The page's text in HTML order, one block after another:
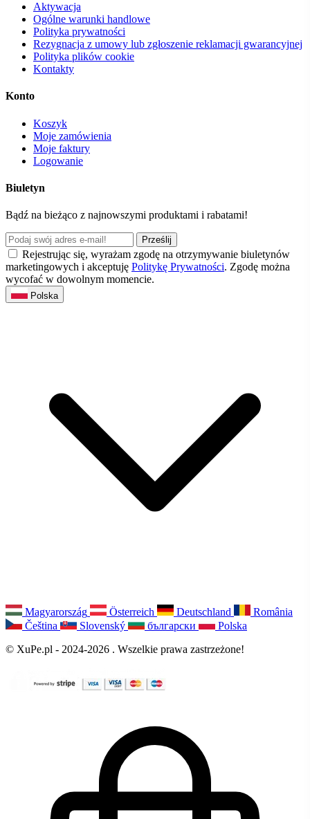
Aktywacja
Ogólne warunki handlowe
Polityka prywatności
Rezygnacja z umowy lub zgłoszenie reklamacji gwarancyjnej
Polityka plików cookie
Kontakty
Konto
Koszyk
Moje zamówienia
Moje faktury
Logowanie
Biuletyn
Bądź na bieżąco z najnowszymi produktami i rabatami!
Prześlij
Rejestrując się, wyrażam zgodę na otrzymywanie biuletynów
marketingowych i akceptuję Politykę Prywatności. Zgodę można
wycofać w dowolnym momencie.
Polska
Magyarország Österreich Deutschland
România
Čeština
Slovenský български
Polska
© XuPe.pl - 2024-2026 . Wszelkie prawa zastrzeżone!